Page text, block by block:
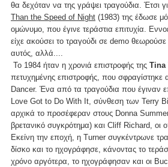
θα δεχόταν να της γράψει τραγούδια. Έτσι
Than the Speed of Night (1983) της έδωσε
ομώνυμο, που έγινε τεράστια επιτυχία.
είχε ακούσει το τραγούδι σε demo θεωρούσε
αυτός, αλλά....
Το 1984 ήταν η χρονιά επιστροφής της Tina
πετυχημένης επιστροφής, που
Dancer. Ένα από τα τραγούδια που έγιναν
Love Got to Do With It, σύνθεση των Terry
αρχικά το προσέφεραν στους Donna
βρετανικό συγκρότημα) και Cliff Richard, οι
Εκείνη την εποχή, η Turner συγκέντρωνε
δίσκο και το ηχογράφησε, κάνοντας το
χρόνο αργότερα, το ηχογράφησαν και οι